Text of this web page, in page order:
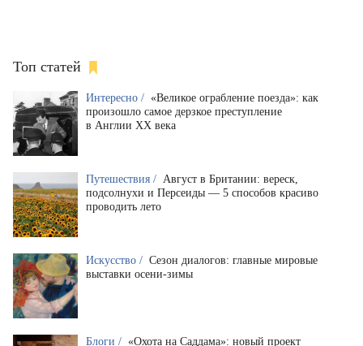
Топ статей
Интересно / «Великое ограбление поезда»: как
произошло самое дерзкое преступление
в Англии XX века
Путешествия / Август в Британии: вереск,
подсолнухи и Персеиды — 5 способов красиво
проводить лето
Искусство / Сезон диалогов: главные мировые
выставки осени-зимы
Блоги / «Охота на Саддама»: новый проект